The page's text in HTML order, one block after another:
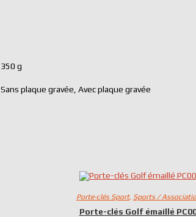
350 g
Sans plaque gravée, Avec plaque gravée
Porte-clés Sport, Sports /
Porte-clés Golf émaillé